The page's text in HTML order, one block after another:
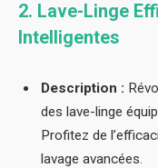
2. Lave-Linge
Intelligentes
Description :
des lave-linge
Profitez de
lavage avancées.